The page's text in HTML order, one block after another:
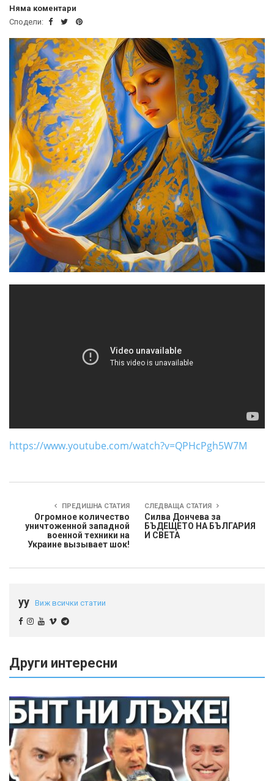
Няма коментари
Сподели:
https://www.youtube.com/watch?v=QPHcPgh5W7M
ПРЕДИШНА СТАТИЯ
Огромное количество
уничтоженной западной
военной техники на
Украине вызывает шок!
СЛЕДВАЩА СТАТИЯ
Силва Дончева за
БЪДЕЩЕТО НА БЪЛГАРИЯ
И СВЕТА
yy Виж всички статии
Други интересни